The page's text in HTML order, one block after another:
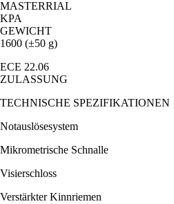
MASTERRIAL
KPA
GEWICHT
1600 (±50 g)
ECE 22.06
ZULASSUNG
TECHNISCHE SPEZIFIKATIONEN
Notauslösesystem
Mikrometrische Schnalle
Visierschloss
Verstärkter Kinnriemen